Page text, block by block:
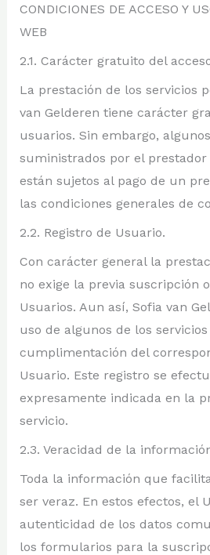
CONDICIONES DE ACCESO Y
WEB
2.1. Carácter gratuito del
La prestación de los servicios
van Gelderen tiene carácter
usuarios. Sin embargo,
suministrados por el prestador
están sujetos al pago de un
las condiciones generales de
2.2. Registro de Usuario.
Con carácter general la
no exige la previa suscripción
Usuarios. Aun así, Sofia van
uso de algunos de los
cumplimentación del
Usuario. Este registro se
expresamente indicada en la
servicio.
2.3. Veracidad de la
Toda la información que
ser veraz. En estos efectos, el
autenticidad de los datos
los formularios para la